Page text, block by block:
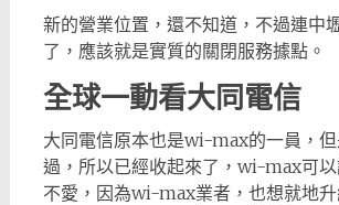
新的營業位置，還不知道，不過連中
了，應該就是實質的關閉服務據點。
全球一動看大同電信
大同電信原本也是wi-max的一員，
過，所以已經收起來了，wi-max可
不愛，因為wi-max業者，也想就地